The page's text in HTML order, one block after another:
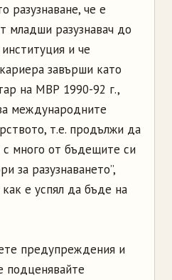
разузнаване, че е
младши разузнавач до
и че
завърши като
на МВР 1990-92 г.,
международните
т.е. продължи да
с много от бъдещите си
за разузнаването”,
е успял да бъде на
предупреждения и
подценявайте